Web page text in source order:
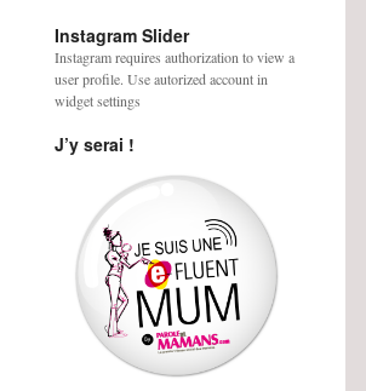
Instagram Slider
Instagram requires authorization to view a
user profile. Use autorized account in
widget settings
J’y serai !